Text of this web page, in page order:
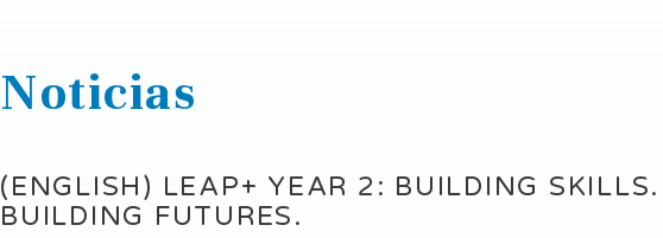
Noticias
(ENGLISH) LEAP+ YEAR 2: BUILDING SKILLS.
BUILDING FUTURES.